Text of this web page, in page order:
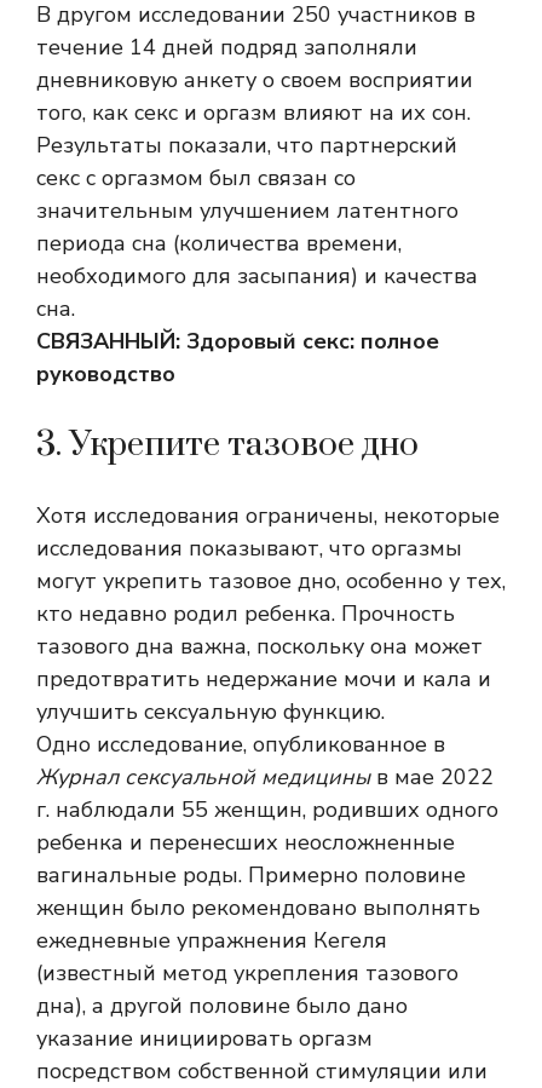
В другом исследовании 250 участников в
течение 14 дней подряд заполняли
дневниковую анкету о своем восприятии
того, как секс и оргазм влияют на их сон.
Результаты показали, что партнерский
секс с оргазмом был связан со
значительным улучшением латентного
периода сна (количества времени,
необходимого для засыпания) и качества
сна.
СВЯЗАННЫЙ: Здоровый секс: полное
руководство
3. Укрепите тазовое дно
Хотя исследования ограничены, некоторые
исследования показывают, что оргазмы
могут укрепить тазовое дно, особенно у тех,
кто недавно родил ребенка. Прочность
тазового дна важна, поскольку она может
предотвратить недержание мочи и кала и
улучшить сексуальную функцию.
Одно исследование, опубликованное в
Журнал сексуальной медициныв мае 2022
г. наблюдали 55 женщин, родивших одного
ребенка и перенесших неосложненные
вагинальные роды. Примерно половине
женщин было рекомендовано выполнять
ежедневные упражнения Кегеля
(известный метод укрепления тазового
дна), а другой половине было дано
указание инициировать оргазм
посредством собственной стимуляции или